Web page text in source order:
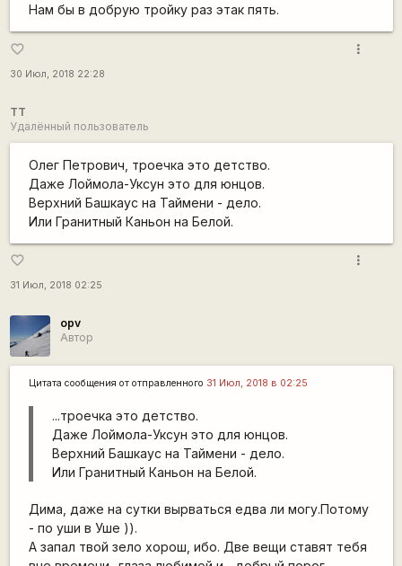
Нам бы в добрую тройку раз этак пять.
favorite_border
30 Июл, 2018 22:28
more_vert
TT
Удалённый пользователь
Олег Петрович, троечка это детство.
Даже Лоймола-Уксун это для юнцов.
Верхний Башкаус на Таймени - дело.
Или Гранитный Каньон на Белой.
favorite_border
31 Июл, 2018 02:25
more_vert
opv
Автор
Цитата сообщения от отправленного 31 Июл, 2018 в 02:25
...троечка это детство.
Даже Лоймола-Уксун это для юнцов.
Верхний Башкаус на Таймени - дело.
Или Гранитный Каньон на Белой.
Дима, даже на сутки вырваться едва ли могу.Потому
- по уши в Уше )).
А запал твой зело хорош, ибо. Две вещи ставят тебя